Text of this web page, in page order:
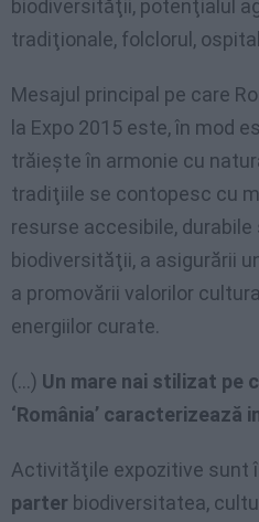
biodiversităţii, potenţialul
tradiţionale, folclorul,
Mesajul principal pe care
la Expo 2015 este, în mod
trăieşte în armonie cu
tradiţiile se contopesc cu
resurse accesibile, durabile
biodiversităţii, a asigurării
a promovării valorilor
energiilor curate.
(…) Un mare nai stilizat pe
‘România’ caracterizează
Activităţile expozitive sunt
parter biodiversitatea,